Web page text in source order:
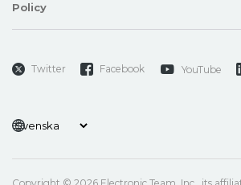
Policy
Twitter Facebook YouTube